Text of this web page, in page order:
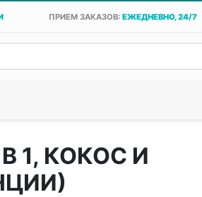
ПРИЕМ ЗАКАЗОВ: ЕЖЕДНЕВНО, 24/7
В 1, КОКОС И